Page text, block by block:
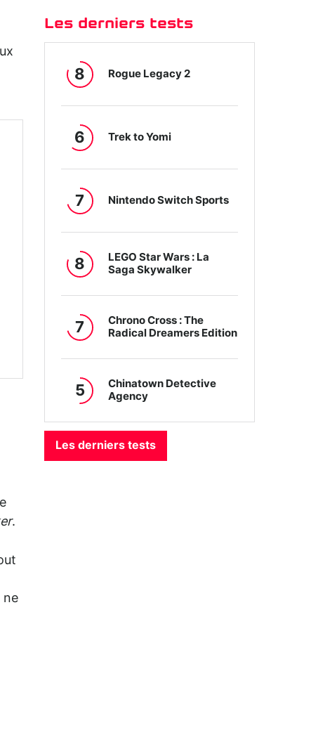
.
ne
Les derniers tests
8 Rogue Legacy 2
6 Trek to Yomi
7 Nintendo Switch Sports
8
LEGO Star Wars : La
Saga Skywalker
7
Chrono Cross : The
Radical Dreamers Edition
5
Chinatown Detective
Agency
Les derniers tests